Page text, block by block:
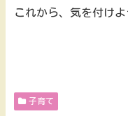
これから、気を付けよ
子育て